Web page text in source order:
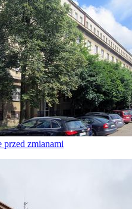
przed zmianami